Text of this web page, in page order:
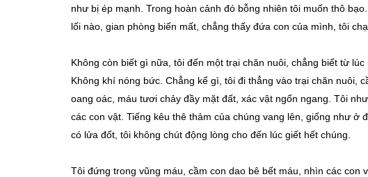
như bị ép mạnh. Trong hoàn cảnh đó bỗng nhiên tôi muốn thô
lối nào, gian phòng biến mất, chẳng thấy đứa con của mình, tôi
Không còn biết gì nữa, tôi đến một trại chăn nuôi, chẳng biết từ
Không khí nóng bức. Chẳng kể gì, tôi đi thẳng vào trại chăn nuôi,
oang oác, máu tươi chảy đầy mặt đất, xác vật ngổn ngang. Tôi
các con vật. Tiếng kêu thê thảm của chúng vang lên, giống như ở
có lửa đốt, tôi không chút động lòng cho đến lúc giết hết chúng.
Tôi đứng trong vũng máu, cầm con dao bê bết máu, nhìn các con